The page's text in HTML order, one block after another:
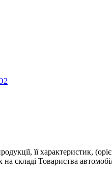
її характеристик,
на складі Товариства